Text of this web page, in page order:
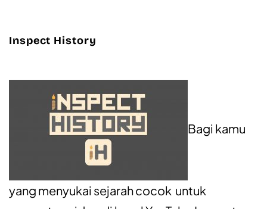
Inspect History
Bagi kamu
yang menyukai sejarah cocok untuk